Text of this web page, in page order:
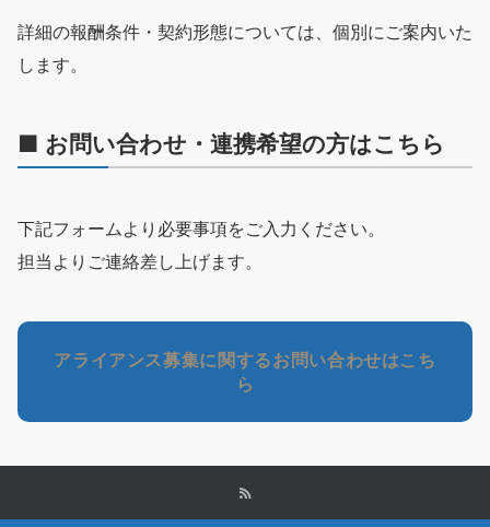
詳細の報酬条件・契約形態については、個別にご案内いた
します。
■ お問い合わせ・連携希望の方はこちら
下記フォームより必要事項をご入力ください。
担当よりご連絡差し上げます。
アライアンス募集に関するお問い合わせはこち
ら